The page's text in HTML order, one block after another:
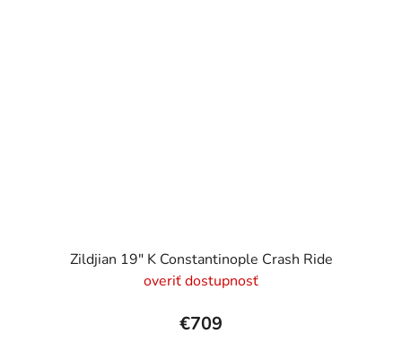
Zildjian 19" K Constantinople Crash Ride
overiť dostupnosť
€709